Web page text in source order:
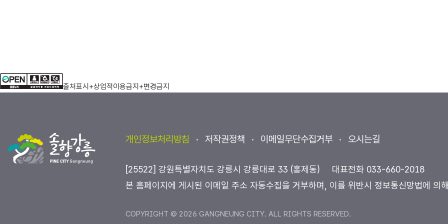
출처표시+상업적이용금지+변경금지
개인정보처리방침 저작권정책 이메일무단수집거부 오시는길
[25522] 강원특별자치도 강릉시 강릉대로 33 (홍제동) 대표전화 033-660-2018
본 홈페이지에 게시된 이메일 주소 자동수집을 거부하며, 이를 위반시 정보통신망법에 의
COPYRIGHT © 2026 GANGNEUNG CITY. ALL RIGHTS RESERVED.